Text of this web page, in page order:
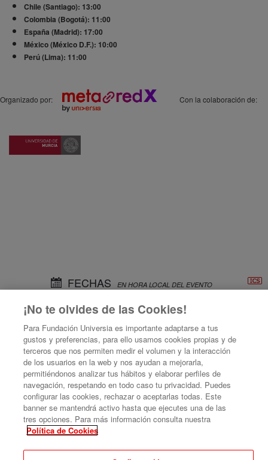
Chile (Santiago): 13:00
Colombia (Bogotá): 11:00
España (Madrid): 17:00
México (México D.F.): 10:00
Perú (Lima): 11:00
Organizado por: Con la colaboración de:
FECHAS EN HORA LOCAL DEL EVENTO
Nov '21
3
17:00Fecha de inicio
Nov '21
3
18:00Fecha de fin
Bienvenida I Edición Curso básico sobre el desarrollo de un centro de
¡No te olvides de las Cookies!
Para Fundación Universia es importante adaptarse a tus
gustos y preferencias, para ello usamos cookies propias y de
terceros que nos permiten medir el volumen y la interacción
de los usuarios en la web y nos ayudan a mejorarla,
permitiéndonos analizar tus hábitos y elaborar perfiles de
navegación, respetando en todo caso tu privacidad. Puedes
configurar las cookies, rechazar o aceptarlas todas. Este
banner se mantendrá activo hasta que ejecutes una de las
tres opciones. Para más información consulta nuestra
Política de Cookies